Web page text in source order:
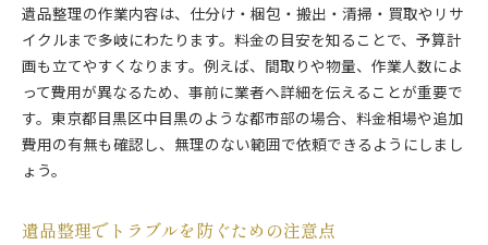
遺品整理の作業内容は、仕分け・梱包・搬出・清掃・買取やリサ
イクルまで多岐にわたります。料金の目安を知ることで、予算計
画も立てやすくなります。例えば、間取りや物量、作業人数によ
って費用が異なるため、事前に業者へ詳細を伝えることが重要で
す。東京都目黒区中目黒のような都市部の場合、料金相場や追加
費用の有無も確認し、無理のない範囲で依頼できるようにしまし
ょう。
遺品整理でトラブルを防ぐための注意点